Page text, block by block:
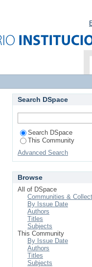
Search DSpace
Search DSpace
This Community
Advanced Search
Browse
All of DSpace
Communities &
By Issue Date
Authors
Titles
Subjects
This Community
By Issue Date
Authors
Titles
Subjects